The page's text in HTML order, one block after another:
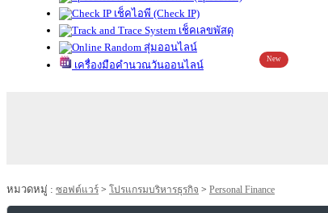
เช็คไอพี (Check IP)
เช็คเลขพัสดุ
สุ่มออนไลน์
เครื่องมือคำนวณวันออนไลน์
New
หมวดหมู่ : ซอฟต์แวร์ > โปรแกรมบริหารธุรกิจ > Personal Finance